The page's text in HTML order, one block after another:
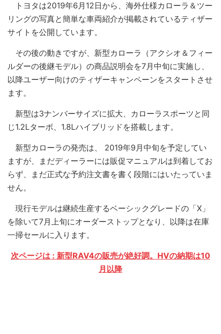
トヨタは2019年6月12日から、海外仕様カローラ＆ツー
リングの写真と簡単な車両紹介が掲載されているティザー
サイトを公開しています。
その後の動きですが、新型カローラ（アクシオ＆フィー
ルダーの後継モデル）の商品説明会を7月中旬に実施し、
以降ユーザー向けのティザーキャンペーンをスタートさせ
ます。
新型は3ナンバーサイズに拡大、カローラスポーツと同
じ1.2Lターボ、1.8Lハイブリッドを搭載します。
新型カローラの発売は、 2019年9月中旬を予定してい
ますが、まだディーラーには販促マニュアルは到着してお
らず、まだ正式な予約注文書を書く段階にはいたっていま
せん。
現行モデルは継続生産するベーシックグレードの「X」
を除いて7月上旬にオーダーストップとなり、以降は在庫
一掃セールに入ります。
次ページは : 新型RAV4の販売が絶好調。HVの納期は10
月以降